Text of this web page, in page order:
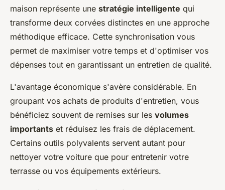
maison représente une stratégie intelligente qui
transforme deux corvées distinctes en une approche
méthodique efficace. Cette synchronisation vous
permet de maximiser votre temps et d'optimiser vos
dépenses tout en garantissant un entretien de qualité.
L'avantage économique s'avère considérable. En
groupant vos achats de produits d'entretien, vous
bénéficiez souvent de remises sur les volumes
importants et réduisez les frais de déplacement.
Certains outils polyvalents servent autant pour
nettoyer votre voiture que pour entretenir votre
terrasse ou vos équipements extérieurs.